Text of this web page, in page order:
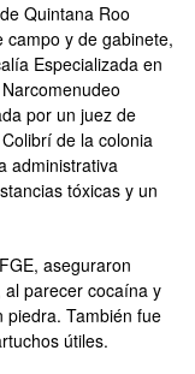
Quintana Roo
campo y de gabinete,
Especializada en
por un juez de
de la colonia
administrativa
tóxicas y un
aseguraron
parecer cocaína y
piedra. También fue
útiles.